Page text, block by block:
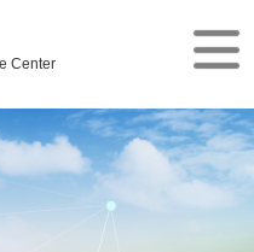
Center